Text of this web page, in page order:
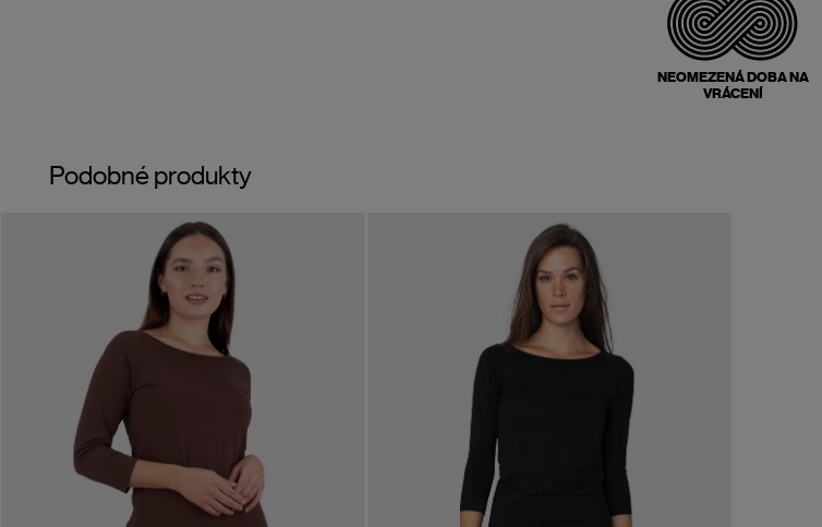
NEOMEZENÁ DOBA NA
VRÁCENÍ
Podobné produkty